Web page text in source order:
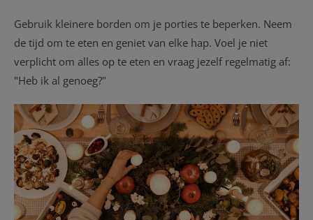
Gebruik kleinere borden om je porties te beperken. Neem
de tijd om te eten en geniet van elke hap. Voel je niet
verplicht om alles op te eten en vraag jezelf regelmatig af:
"Heb ik al genoeg?"